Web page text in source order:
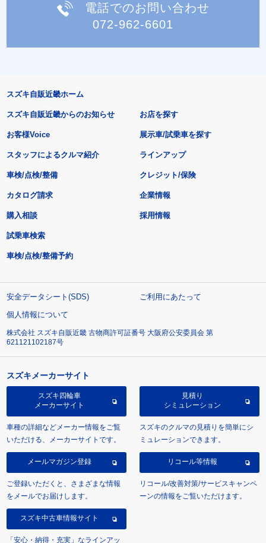
電話でのお問い合わせ
072-962-6601
スズキ自販近畿ホーム
スズキ自販近畿からのお知らせ
お客様Voice
スタッフによるクルマ紹介
お店を探す
展示車/試乗車を探す
ラインアップ
車検/点検/整備 クレジット/保険
カタログ請求
購入相談
試乗車検索
車検/点検/整備予約
企業情報
採用情報
安全データシート(SDS)
ご利用にあたって
個人情報について
株式会社 スズキ自販近畿 古物商許可証番号 大阪府公安委員会 第
621121102187号
スズキメーカーサイト
スズキ四輪車
メーカーサイト
車種の詳細などメーカー情報をご覧
いただける、メーカーサイトです。
見積り
シミュレーション
スズキのクルマの見積りを簡単にシ
ミュレーションできます。
メールマガジン登録
ご登録いただくと、さまざまな情報
をメールでお届けします。
リコール等情報
リコール/改善対策/サービスキャンペ
ーンの情報をご覧いただけます。
スズキ中古車情報サイト
「安心・納得・充実」なラインアッ